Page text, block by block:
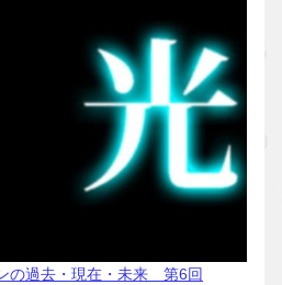
の過去・現在・未来 第6回